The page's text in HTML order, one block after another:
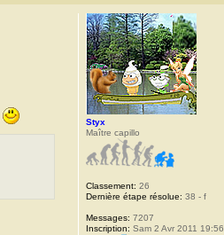
Styx
Maître capillo
Classement: 26
Dernière étape résolue: 38 - f
Messages: 7207
Inscription: Sam 2 Avr 2011 19:56